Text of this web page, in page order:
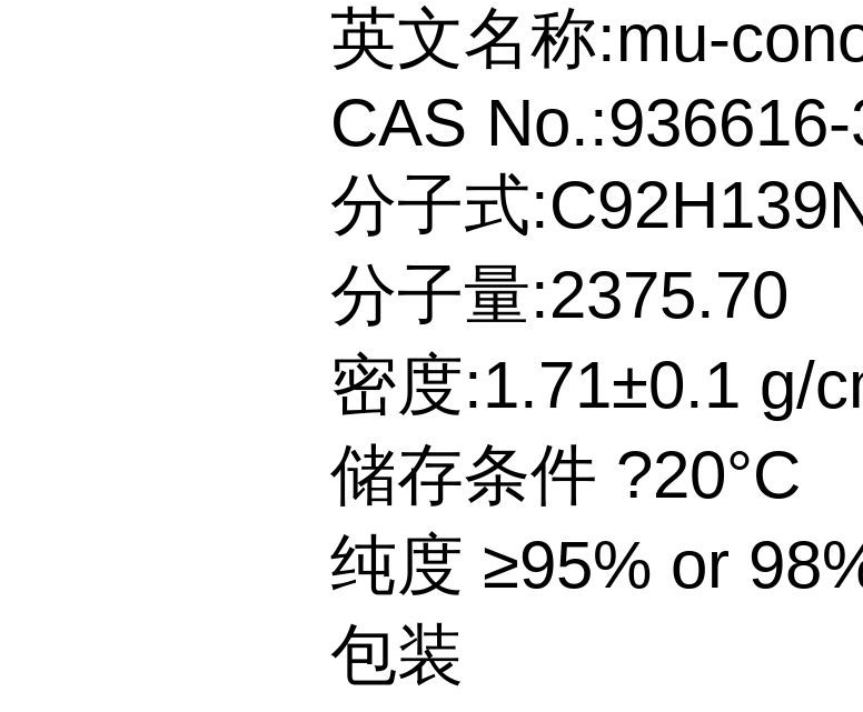
英文名称:mu-
CAS
分子式
分子量:2375.70
密度:1.71±0.1 g/
储存条件 ?20°C
纯度 ≥95% or
包装